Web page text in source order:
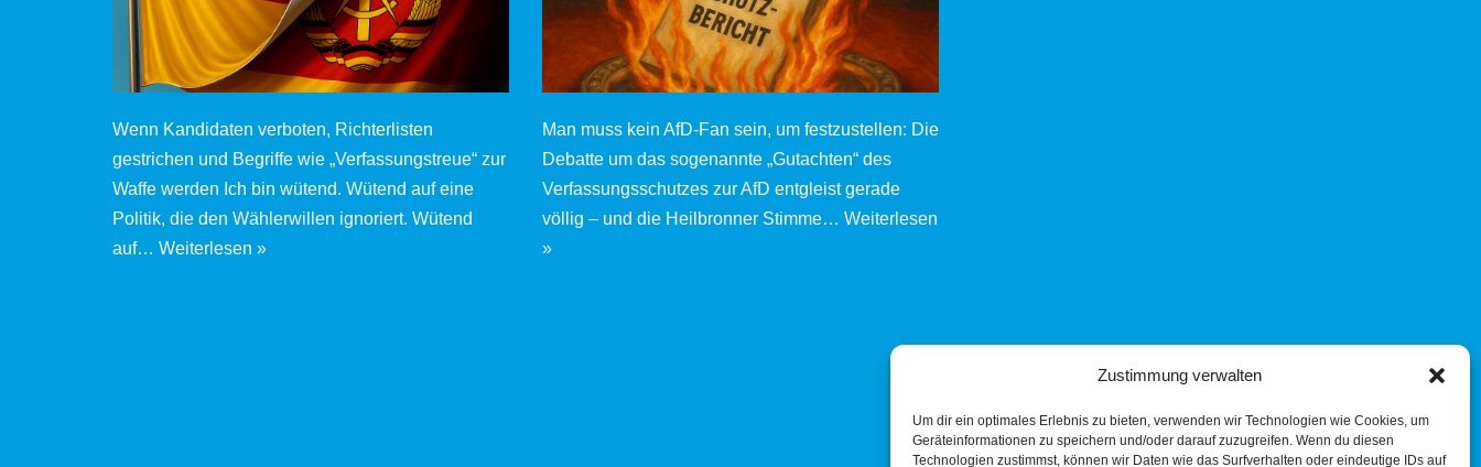
Zustimmung verwalten
Um dir ein optimales Erlebnis zu bieten, verwenden wir Technologien wie Cookies, um
Geräteinformationen zu speichern und/oder darauf zuzugreifen. Wenn du diesen
Technologien zustimmst, können wir Daten wie das Surfverhalten oder eindeutige IDs auf
Wenn Kandidaten verboten, Richterlisten
gestrichen und Begriffe wie „Verfassungstreue“ zur
Waffe werden Ich bin wütend. Wütend auf eine
Politik, die den Wählerwillen ignoriert. Wütend
auf… Weiterlesen »
Man muss kein AfD-Fan sein, um festzustellen: Die
Debatte um das sogenannte „Gutachten“ des
Verfassungsschutzes zur AfD entgleist gerade
völlig – und die Heilbronner Stimme… Weiterlesen
»